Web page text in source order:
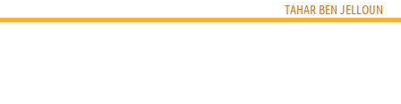
TAHAR BEN JELLOUN